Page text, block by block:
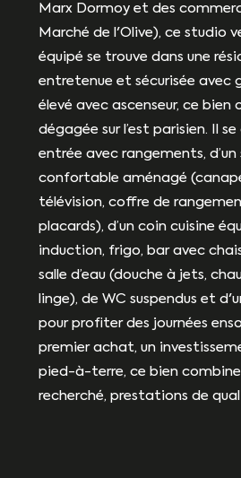
Marx Dormoy et des
Marché de l'Olive), ce studio
équipé se trouve dans une
entretenue et sécurisée avec
élevé avec ascenseur, ce bien
dégagée sur l’est parisien. Il
entrée avec rangements,
confortable aménagé
télévision, coffre de
placards), d’un coin cuisine
induction, frigo, bar avec
salle d’eau (douche à jets,
linge), de WC suspendus et
pour profiter des journées
premier achat, un
pied-à-terre, ce bien
recherché, prestations de